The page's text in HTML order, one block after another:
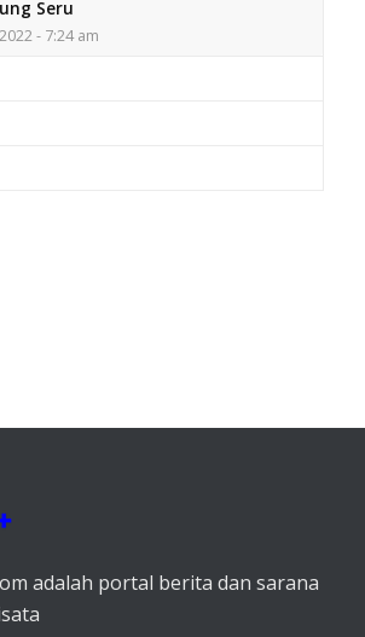
Seru
- 7:24 am
adalah portal berita dan sarana